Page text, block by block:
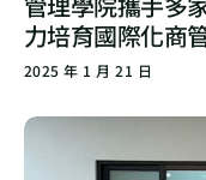
力培育國際化商
2025 年 1 月 21 日